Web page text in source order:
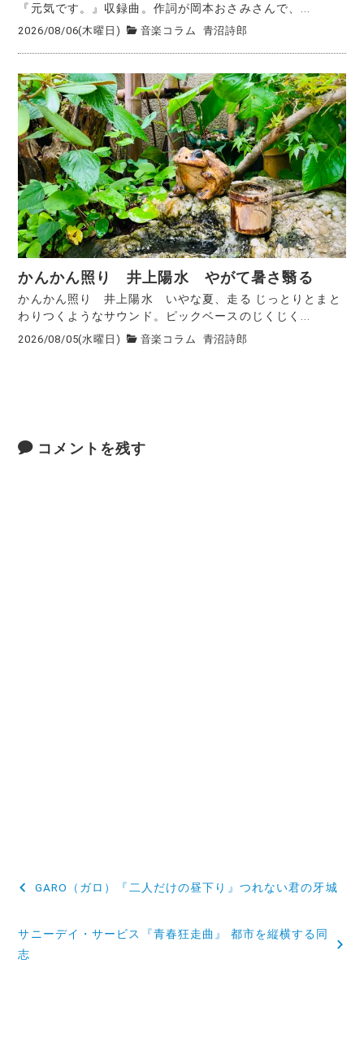
『元気です。』収録曲。作詞が岡本おさみさんで、...
2026/08/06(木曜日) 音楽コラム 青沼詩郎
かんかん照り 井上陽水 やがて暑さ翳る
かんかん照り 井上陽水 いやな夏、走る じっとりとまと
わりつくようなサウンド。ピックベースのじくじく...
2026/08/05(水曜日) 音楽コラム 青沼詩郎
コメントを残す
投
ナ
GARO（ガロ）『二人だけの昼下り』つれない君の牙城
サニーデイ・サービス『青春狂走曲』 都市を縦横する同
志